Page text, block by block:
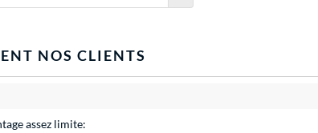
NOS CLIENTS
assez limite: